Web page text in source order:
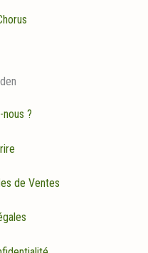
?
de Ventes